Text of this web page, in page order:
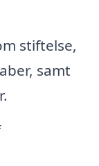
stiftelse,
samt